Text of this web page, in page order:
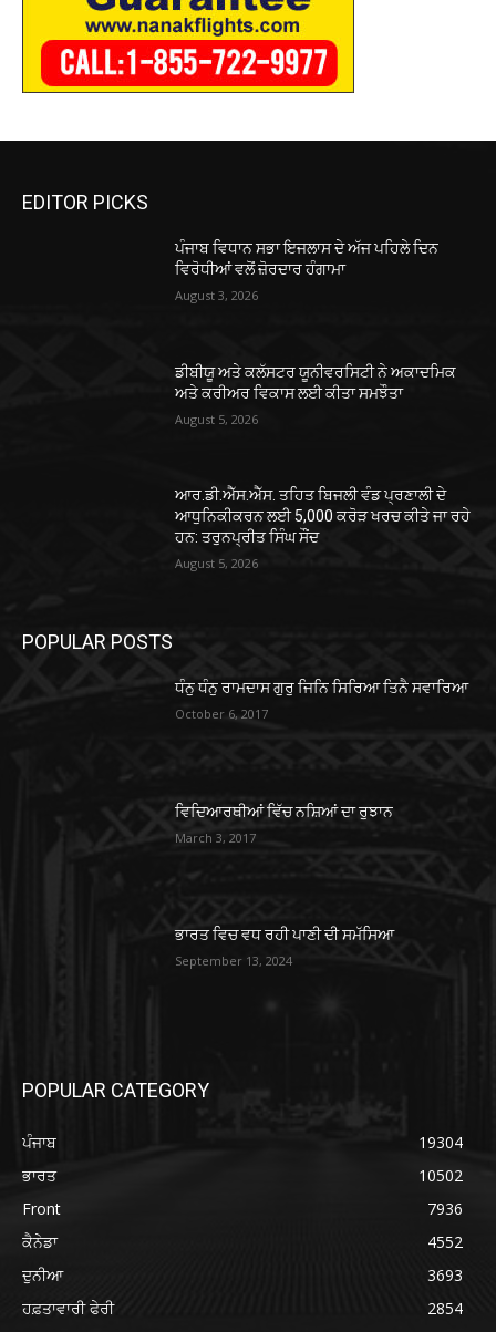
EDITOR PICKS
ਪੰਜਾਬ ਵਿਧਾਨ ਸਭਾ ਇਜਲਾਸ ਦੇ ਅੱਜ ਪਹਿਲੇ ਦਿਨ
ਵਿਰੋਧੀਆਂ ਵਲੋਂ ਜ਼ੋਰਦਾਰ ਹੰਗਾਮਾ
August 3, 2026
ਡੀਬੀਯੂ ਅਤੇ ਕਲੱਸਟਰ ਯੂਨੀਵਰਸਿਟੀ ਨੇ ਅਕਾਦਮਿਕ
ਅਤੇ ਕਰੀਅਰ ਵਿਕਾਸ ਲਈ ਕੀਤਾ ਸਮਝੌਤਾ
August 5, 2026
ਆਰ.ਡੀ.ਐੱਸ.ਐੱਸ. ਤਹਿਤ ਬਿਜਲੀ ਵੰਡ ਪ੍ਰਣਾਲੀ ਦੇ
ਆਧੁਨਿਕੀਕਰਨ ਲਈ 5,000 ਕਰੋੜ ਖਰਚ ਕੀਤੇ ਜਾ ਰਹੇ
ਹਨ: ਤਰੁਨਪ੍ਰੀਤ ਸਿੰਘ ਸੌਂਦ
August 5, 2026
POPULAR POSTS
ਧੰਨੁ ਧੰਨੁ ਰਾਮਦਾਸ ਗੁਰੁ ਜਿਨਿ ਸਿਰਿਆ ਤਿਨੈ ਸਵਾਰਿਆ
October 6, 2017
ਵਿਦਿਆਰਥੀਆਂ ਵਿੱਚ ਨਸ਼ਿਆਂ ਦਾ ਰੁਝਾਨ
March 3, 2017
ਭਾਰਤ ਵਿਚ ਵਧ ਰਹੀ ਪਾਣੀ ਦੀ ਸਮੱਸਿਆ
September 13, 2024
POPULAR CATEGORY
ਪੰਜਾਬ
19304
ਭਾਰਤ
10502
Front
7936
ਕੈਨੇਡਾ
4552
ਦੁਨੀਆ
3693
ਹਫ਼ਤਾਵਾਰੀ ਫੇਰੀ
2854